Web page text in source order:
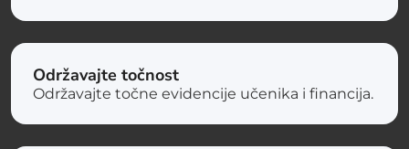
Održavajte točnost
Održavajte točne evidencije učenika i financija.